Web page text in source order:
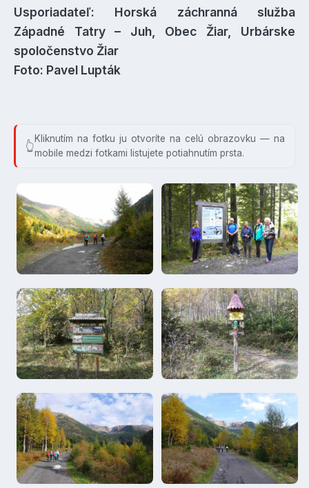
Usporiadateľ: Horská záchranná služba
Západné Tatry – Juh, Obec Žiar, Urbárske
spoločenstvo Žiar
Foto: Pavel Lupták
Kliknutím na fotku ju otvoríte na celú obrazovku — na
mobile medzi fotkami listujete potiahnutím prsta.